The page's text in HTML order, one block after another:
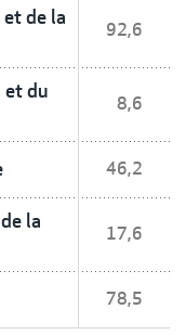
de la
92,6
et du
8,6
46,2
la
17,6
78,5